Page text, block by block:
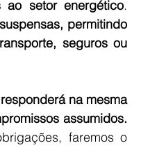
setor energético.
permitindo
seguros ou
responderá na mesma
assumidos.
faremos o